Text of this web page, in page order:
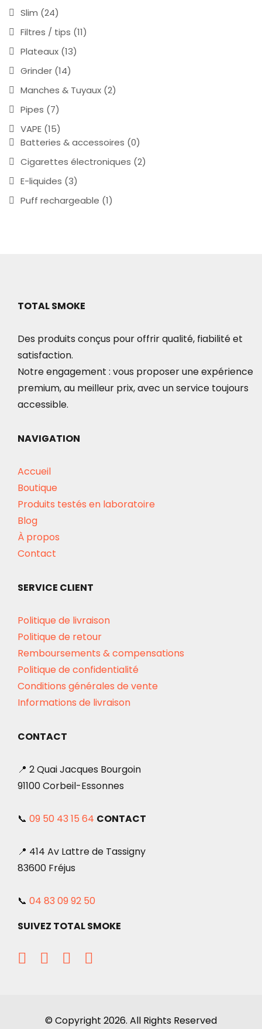
Slim (24)
Filtres / tips (11)
Plateaux (13)
Grinder (14)
Manches & Tuyaux (2)
Pipes (7)
VAPE (15)
Batteries & accessoires (0)
Cigarettes électroniques (2)
E-liquides (3)
Puff rechargeable (1)
TOTAL SMOKE
Des produits conçus pour offrir qualité, fiabilité et
satisfaction.
Notre engagement : vous proposer une expérience
premium, au meilleur prix, avec un service toujours
accessible.
NAVIGATION
Accueil
Boutique
Produits testés en laboratoire
Blog
À propos
Contact
SERVICE CLIENT
Politique de livraison
Politique de retour
Remboursements & compensations
Politique de confidentialité
Conditions générales de vente
Informations de livraison
CONTACT
📍 2 Quai Jacques Bourgoin
91100 Corbeil-Essonnes
📞 09 50 43 15 64 CONTACT
📍 414 Av Lattre de Tassigny
83600 Fréjus
📞 04 83 09 92 50
SUIVEZ TOTAL SMOKE
© Copyright 2026. All Rights Reserved